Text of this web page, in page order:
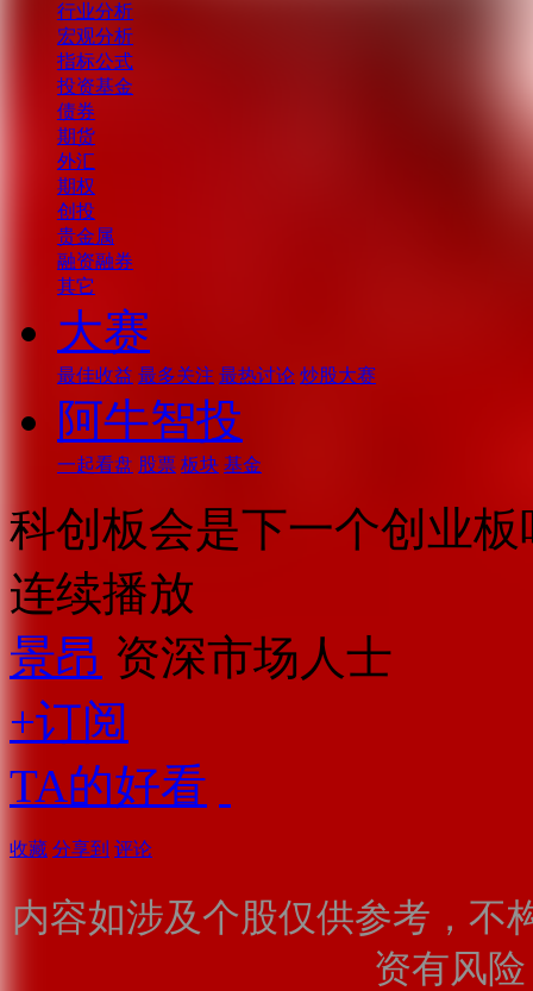
行业分析
宏观分析
指标公式
投资基金
债券
期货
外汇
期权
创投
贵金属
融资融券
其它
大赛
最佳收益 最多关注 最热讨论 炒股大赛
阿牛智投
一起看盘 股票 板块 基金
科创板会是下一个创业板
连续播放
景昂 资深市场人士
+订阅
TA的好看
收藏 分享到 评论
内容如涉及个股仅供参考，不
资有风